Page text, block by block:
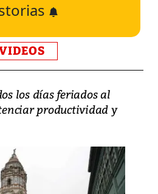
los días feriados al
productividad y